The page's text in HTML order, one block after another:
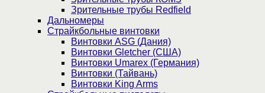
Зрительные трубы Redfield
Дальномеры
Страйкбольные винтовки
Винтовки ASG (Дания)
Винтовки Gletcher (США)
Винтовки Umarex (Германия)
Винтовки (Тайвань)
Винтовки King Arms